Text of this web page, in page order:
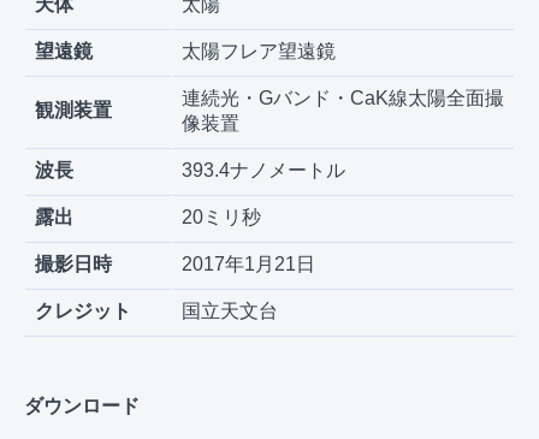
天体 太陽
望遠鏡 太陽フレア望遠鏡
観測装置
連続光・Gバンド・CaK線太陽全面撮
像装置
波長 393.4ナノメートル
露出 20ミリ秒
撮影日時 2017年1月21日
クレジット 国立天文台
ダウンロード